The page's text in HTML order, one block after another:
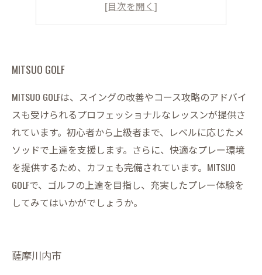
MITSUO GOLF
MITSUO GOLFは、スイングの改善やコース攻略のアドバイ
スも受けられるプロフェッショナルなレッスンが提供さ
れています。初心者から上級者まで、レベルに応じたメ
ソッドで上達を支援します。さらに、快適なプレー環境
を提供するため、カフェも完備されています。MITSUO
GOLFで、ゴルフの上達を目指し、充実したプレー体験を
してみてはいかがでしょうか。
薩摩川内市